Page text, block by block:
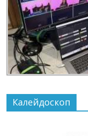
Калейдоскоп